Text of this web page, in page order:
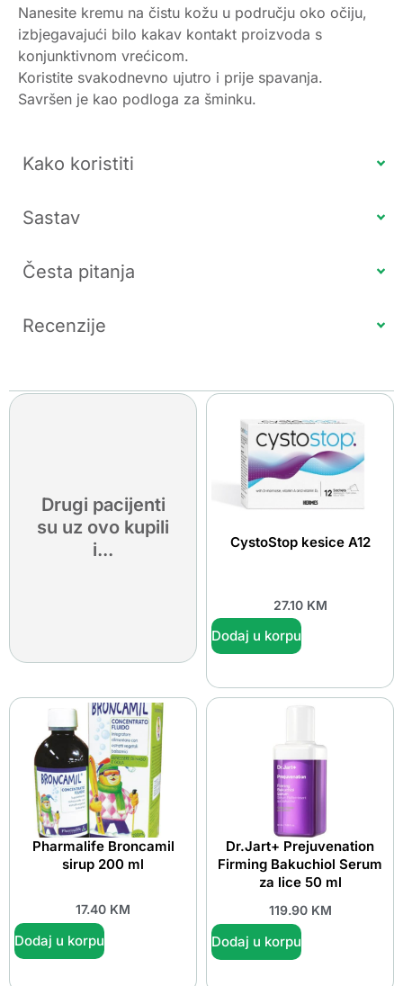
Nanesite kremu na čistu kožu u području oko očiju,
izbjegavajući bilo kakav kontakt proizvoda s
konjunktivnom vrećicom.
Koristite svakodnevno ujutro i prije spavanja.
Savršen je kao podloga za šminku.
Kako koristiti
Sastav
Česta pitanja
Recenzije
Drugi pacijenti
su uz ovo kupili
i...
CystoStop kesice A12
27.10 KM
Dodaj u korpu
Pharmalife Broncamil
sirup 200 ml
17.40 KM
Dodaj u korpu
Dr.Jart+ Prejuvenation
Firming Bakuchiol Serum
za lice 50 ml
119.90 KM
Dodaj u korpu